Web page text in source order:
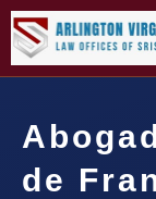
de